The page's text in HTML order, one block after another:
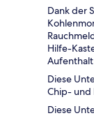
Dank der
Hilfe-
Diese
Chip- und
Diese